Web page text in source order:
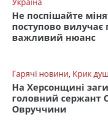
Україна
Не поспішайте
поступово вилучає
важливий нюанс
Гарячі новини, Крик
На Херсонщині
головний сержант
Овруччини